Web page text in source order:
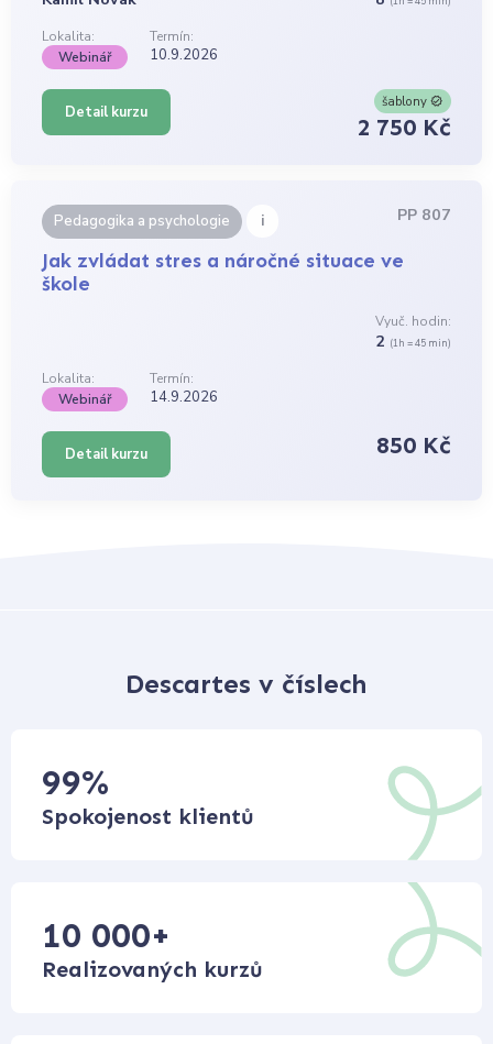
Lokalita:
Termín:
Webinář
10.9.2026
Detail kurzu
šablony
2 750 Kč
Pedagogika a psychologie i PP 807
Jak zvládat stres a náročné situace ve
škole
Vyuč. hodin:
2 (1h = 45 min)
Lokalita:
Termín:
Webinář
14.9.2026
Detail kurzu 850 Kč
Descartes v číslech
99%
Spokojenost klientů
10 000+
Realizovaných kurzů